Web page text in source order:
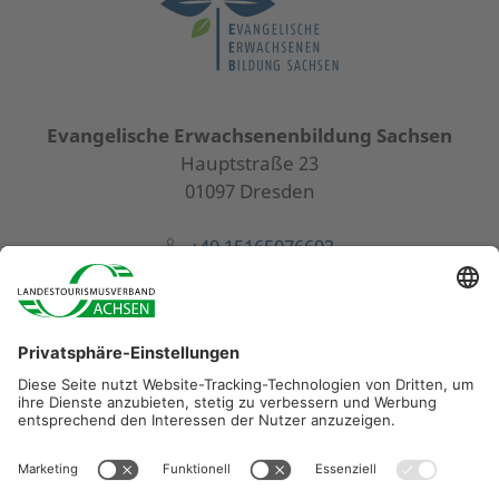
Evangelische Erwachsenenbildung Sachsen
Hauptstraße 23
01097 Dresden
+49 15165076693
wanderundpilgerakademie@eeb-sachsen.de
Diese Maßnahme wird mitfinanziert durch Steuermittel